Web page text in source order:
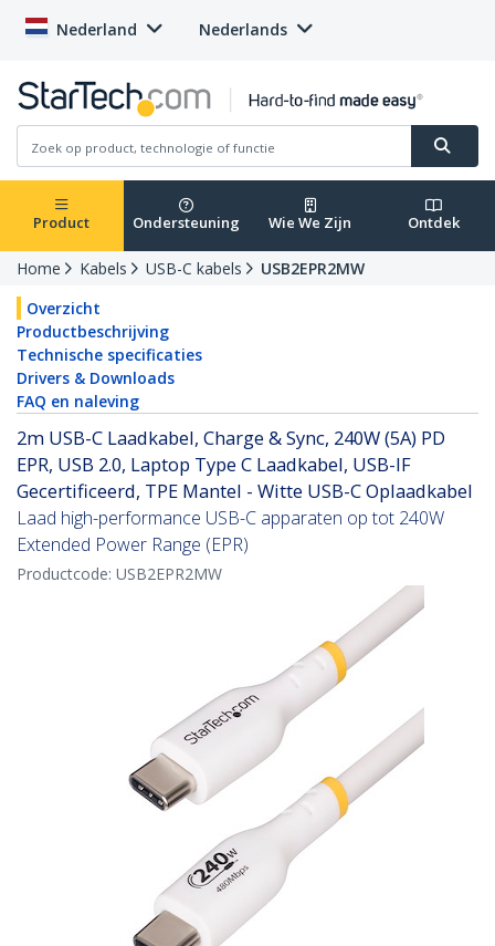
Nederland Nederlands
Product Ondersteuning Wie We Zijn Ontdek
Home Kabels USB-C kabels
USB2EPR2MW
Overzicht
Productbeschrijving
Technische specificaties
Drivers & Downloads
FAQ en naleving
2m USB-C Laadkabel, Charge & Sync, 240W (5A) PD
EPR, USB 2.0, Laptop Type C Laadkabel, USB-IF
Gecertificeerd, TPE Mantel - Witte USB-C Oplaadkabel
Laad high-performance USB-C apparaten op tot 240W
Extended Power Range (EPR)
Productcode: USB2EPR2MW